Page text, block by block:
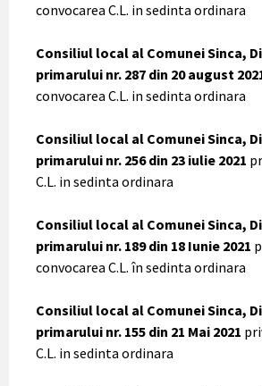
convocarea C.L. in sedinta ordinara
Consiliul local al Comunei Sinca,
primarului nr. 287 din 20 august
convocarea C.L. in sedinta ordinara
Consiliul local al Comunei Sinca,
primarului nr. 256 din 23 iulie 2021
C.L. in sedinta ordinara
Consiliul local al Comunei Sinca,
primarului nr. 189 din 18 Iunie 2021
convocarea C.L. în sedinta ordinara
Consiliul local al Comunei Sinca,
primarului nr. 155 din 21 Mai 2021
C.L. in sedinta ordinara